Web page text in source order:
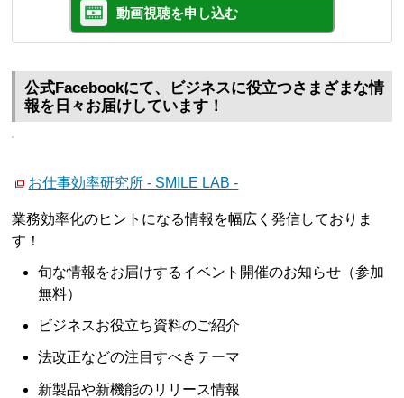
動画視聴を申し込む
公式Facebookにて、ビジネスに役立つさまざまな情
報を日々お届けしています！
お仕事効率研究所 - SMILE LAB -
業務効率化のヒントになる情報を幅広く発信しておりま
す！
旬な情報をお届けするイベント開催のお知らせ（参加
無料）
ビジネスお役立ち資料のご紹介
法改正などの注目すべきテーマ
新製品や新機能のリリース情報